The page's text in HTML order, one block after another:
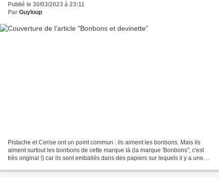
Publié le 30/03/2023 à 23:11
Par Guyloup
Pistache et Cerise ont un point commun : ils aiment les bonbons. Mais ils
aiment surtout les bonbons de cette marque là (la marque 'Bonbons", c'est
très original !) car ils sont emballés dans des papiers sur lequels il y a une